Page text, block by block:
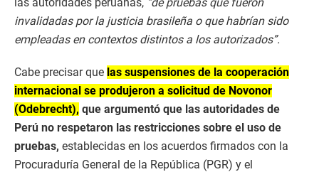
invalidadas por la justicia brasileña o que habrían sido
empleadas en contextos distintos a los autorizados”.
Cabe precisar que las suspensiones de la cooperación
internacional se produjeron a solicitud de Novonor
(Odebrecht), que argumentó que las autoridades de
Perú no respetaron las restricciones sobre el uso de
pruebas, establecidas en los acuerdos firmados con la
Procuraduría General de la República (PGR) y el